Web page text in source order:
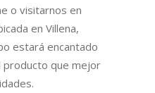
o visitarnos en
en Villena,
estará encantado
producto que mejor